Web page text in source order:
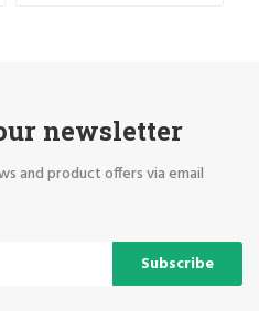
newsletter
and product offers via email
Subscribe